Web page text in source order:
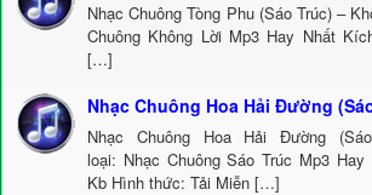
Nhạc Chuông Tòng Phu (Sáo Trúc) –
Chuông Không Lời Mp3 Hay Nhất
[…]
Nhạc Chuông Hoa Hải Đường
Nhạc Chuông Hoa Hải Đường
loại: Nhạc Chuông Sáo Trúc Mp3
Kb Hình thức: Tải Miễn […]